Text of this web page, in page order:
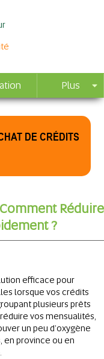
Plus
DE CRÉDITS
Réduire
?
efficace pour
lorsque vos crédits
plusieurs prêts
vos mensualités,
un peu d’oxygène
en province ou en
.